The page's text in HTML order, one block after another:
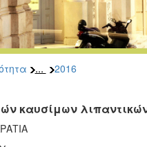
... 2016
καυσίμων